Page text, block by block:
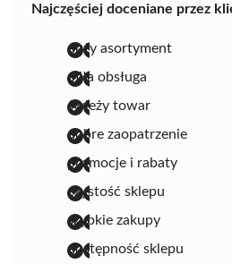
Najczęściej doceniane przez
duży asortyment
miła obsługa
świeży towar
dobre zaopatrzenie
promocje i rabaty
czystość sklepu
szybkie zakupy
dostępność sklepu